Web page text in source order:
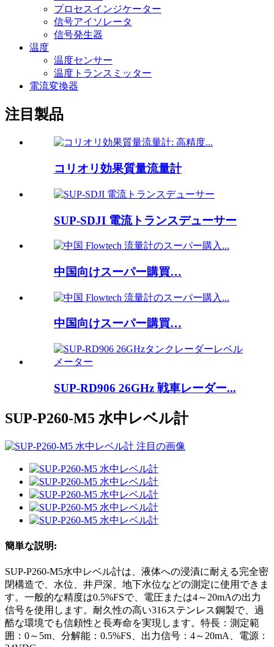
プロセスインジケーター
信号アイソレータ
信号発生器
温度
温度センサー
温度トランスミッター
電流変換器
注目製品
コリオリ効果質量流量計
SUP-SDJI 電流トランスデューサー
中国向けスーパー購買…
中国向けスーパー購買…
SUP-RD906 26GHz 戦車レーダー...
SUP-P260-M5 水中レベル計
簡単な説明:
SUP-P260-M5水中レベル計は、液体への浸漬に耐える完全密
閉構造で、水位、井戸深、地下水位などの測定に使用できま
す。一般的な精度は0.5%FSで、電圧または4～20mAの出力
信号を使用します。耐久性の高い316ステンレス鋼製で、過
酷な環境でも信頼性と長寿命を実現します。特長：測定範
囲：0～5m、分解能：0.5%FS、出力信号：4～20mA、電源：